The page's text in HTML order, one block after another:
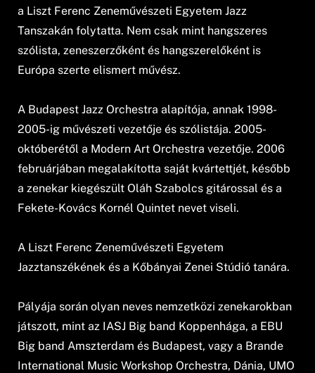
a Liszt Ferenc Zeneművészeti Egyetem Jazz
Tanszakán folytatta. Nem csak mint hangszeres
szólista, zeneszerzőként és hangszerelőként is
Európa szerte elismert művész.
A Budapest Jazz Orchestra alapítója, annak 1998-
2005-ig művészeti vezetője és szólistája. 2005-
októberétől a Modern Art Orchestra vezetője. 2006
februárjában megalakította saját kvártettjét, később
a zenekar kiegészült Oláh Szabolcs gitárossal és a
Fekete-Kovács Kornél Quintet nevet viseli.
A Liszt Ferenc Zeneművészeti Egyetem
Jazztanszékének és a Kőbányai Zenei Stúdió tanára.
Pályája során olyan neves nemzetközi zenekarokban
játszott, mint az IASJ Big band Koppenhága, a EBU
Big band Amszterdam és Budapest, vagy a Brande
International Music Workshop Orchestra, Dánia, UMO